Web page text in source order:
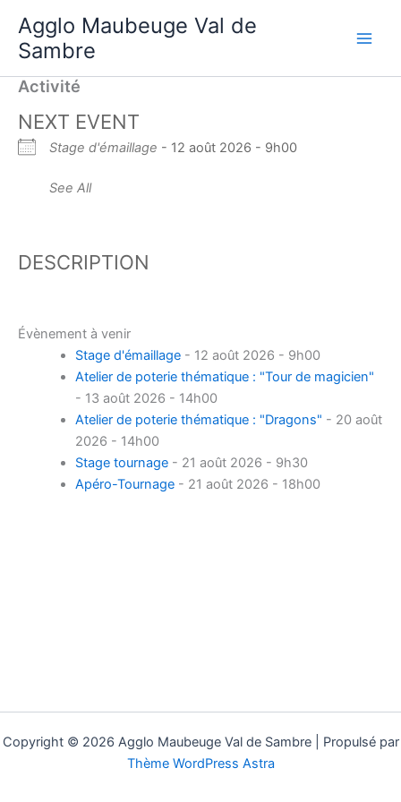
contenu
Agglo Maubeuge Val de
Sambre
Activité
NEXT EVENT
Stage d'émaillage - 12 août 2026 - 9h00
See All
DESCRIPTION
Évènement à venir
Stage d'émaillage- 12 août 2026 - 9h00
Atelier de poterie thématique : "Tour de magicien"
- 13 août 2026 - 14h00
Atelier de poterie thématique : "Dragons" - 20 août
2026 - 14h00
Stage tournage- 21 août 2026 - 9h30
Apéro-Tournage- 21 août 2026 - 18h00
Copyright © 2026 Agglo Maubeuge Val de Sambre | Propulsé par
Thème WordPress Astra